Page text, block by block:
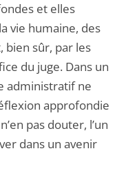
et elles
vie humaine, des
bien sûr, par les
du juge. Dans un
administratif ne
approfondie
pas douter, l’un
dans un avenir